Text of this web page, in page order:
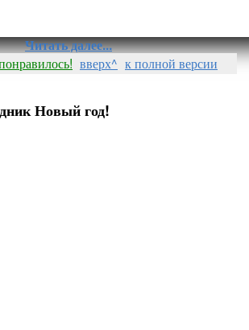
Читать далее...
вверх^ к полной версии
Новый год!